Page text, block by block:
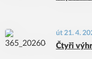
út 21. 4.
Čtyři